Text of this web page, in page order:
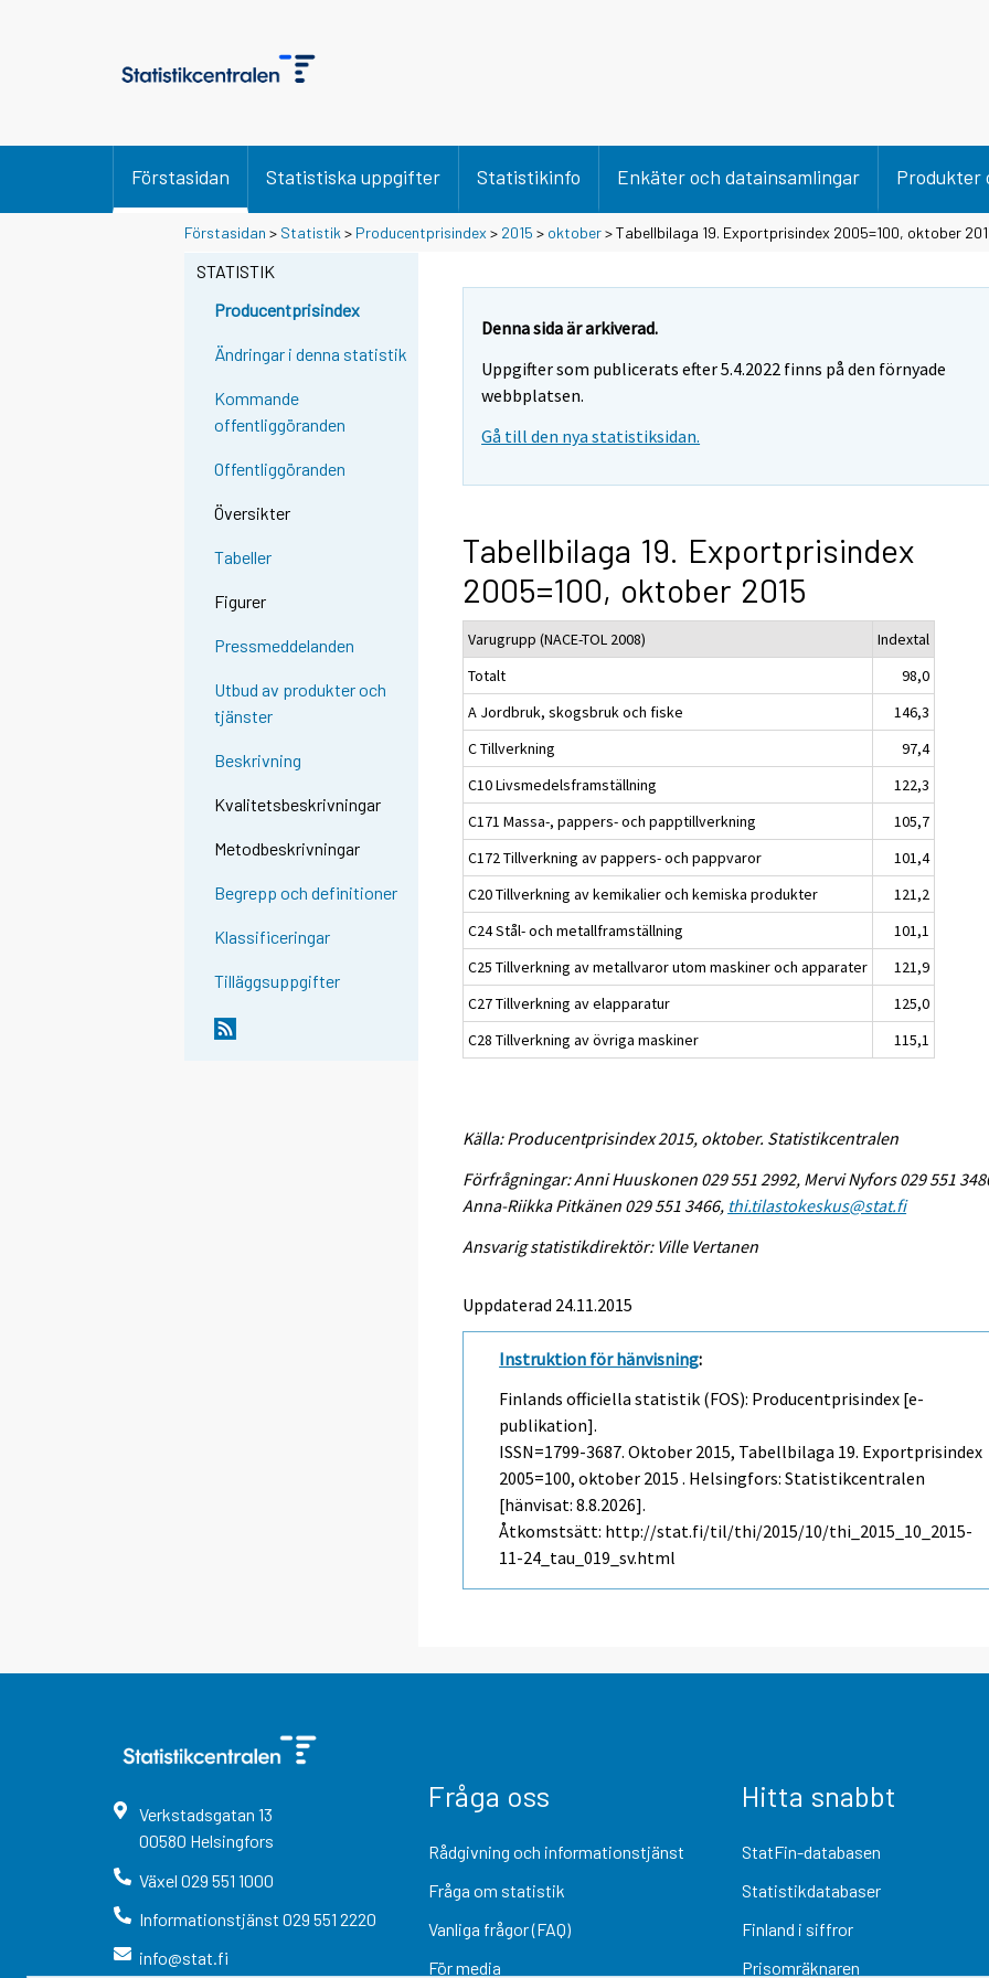
Förstasidan Statistiska uppgifter Statistikinfo Enkäter och datainsamlingar Produkter
Förstasidan > Statistik > Producentprisindex > 2015 > oktober> Tabellbilaga 19. Exportprisindex 2005=100, oktober
STATISTIK
Producentprisindex
Ändringar i denna statistik
Kommande
offentliggöranden
Offentliggöranden
Översikter
Tabeller
Figurer
Pressmeddelanden
Utbud av produkter och
tjänster
Beskrivning
Kvalitetsbeskrivningar
Metodbeskrivningar
Begrepp och definitioner
Klassificeringar
Tilläggsuppgifter
Denna sida är arkiverad.
Uppgifter som publicerats efter 5.4.2022 finns på den förnyade
webbplatsen.
Gå till den nya statistiksidan.
Tabellbilaga 19. Exportprisindex
2005=100, oktober 2015
Varugrupp (NACE-TOL 2008)
Indextal
Totalt
98,0
A Jordbruk, skogsbruk och fiske
146,3
C Tillverkning
97,4
C10 Livsmedelsframställning
122,3
C171 Massa-, pappers- och papptillverkning
105,7
C172 Tillverkning av pappers- och pappvaror
101,4
C20 Tillverkning av kemikalier och kemiska produkter
121,2
C24 Stål- och metallframställning
101,1
C25 Tillverkning av metallvaror utom maskiner och apparater
121,9
C27 Tillverkning av elapparatur
125,0
C28 Tillverkning av övriga maskiner
115,1
Källa: Producentprisindex 2015, oktober. Statistikcentralen
Förfrågningar: Anni Huuskonen 029 551 2992, Mervi Nyfors 029 551
Anna-Riikka Pitkänen 029 551 3466, thi.tilastokeskus@stat.fi
Ansvarig statistikdirektör: Ville Vertanen
Uppdaterad 24.11.2015
Instruktion för hänvisning:
Finlands officiella statistik (FOS): Producentprisindex [e-
publikation].
ISSN=1799-3687.Oktober 2015, Tabellbilaga 19. Exportprisindex
2005=100, oktober 2015 . Helsingfors: Statistikcentralen
[hänvisat: 8.8.2026].
Åtkomstsätt: http://stat.fi/til/thi/2015/10/thi_2015_10_2015-
11-24_tau_019_sv.html
Verkstadsgatan 13
00580 Helsingfors
Växel 029 551 1000
Informationstjänst 029 551 2220
info@stat.fi
Fråga oss
Rådgivning och informationstjänst
Fråga om statistik
Vanliga frågor (FAQ)
För media
Hitta snabbt
StatFin-databasen
Statistikdatabaser
Finland i siffror
Prisomräknaren